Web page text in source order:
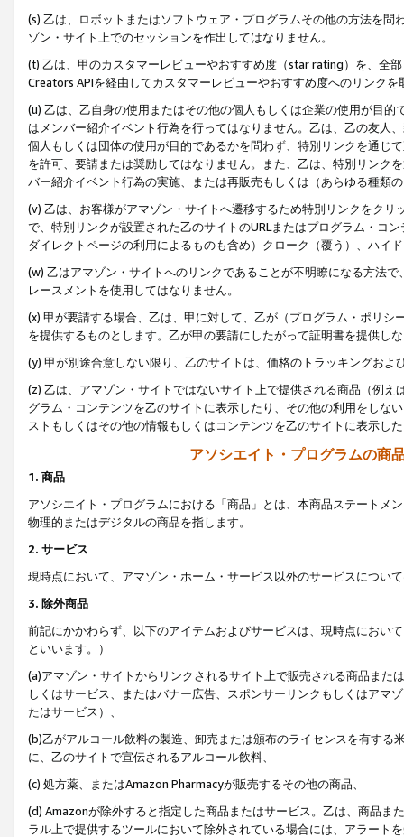
(s) 乙は、ロボットまたはソフトウェア・プログラムその他の方法を
ゾン・サイト上でのセッションを作出してはなりません。
(t) 乙は、甲のカスタマーレビューやおすすめ度（star rating）を、全
Creators APIを経由してカスタマーレビューやおすすめ度へのリンクを
(u) 乙は、乙自身の使用またはその他の個人もしくは企業の使用が目
はメンバー紹介イベント行為を行ってはなりません。乙は、乙の友人
個人もしくは団体の使用が目的であるかを問わず、特別リンクを通じ
を許可、要請または奨励してはなりません。また、乙は、特別リンク
バー紹介イベント行為の実施、または再販売もしくは（あらゆる種類
(v) 乙は、お客様がアマゾン・サイトへ遷移するため特別リンクをク
で、特別リンクが設置された乙のサイトのURLまたはプログラム・コ
ダイレクトページの利用によるものも含め）クローク（覆う）、ハイ
(w) 乙はアマゾン・サイトへのリンクであることが不明瞭になる方法
レースメントを使用してはなりません。
(x) 甲が要請する場合、乙は、甲に対して、乙が（プログラム・ポリ
を提供するものとします。乙が甲の要請にしたがって証明書を提供し
(y) 甲が別途合意しない限り、乙のサイトは、価格のトラッキングお
(z) 乙は、アマゾン・サイトではないサイト上で提供される商品（例
グラム・コンテンツを乙のサイトに表示したり、その他の利用をしな
ストもしくはその他の情報もしくはコンテンツを乙のサイトに表示し
アソシエイト・プログラムの商
1. 商品
アソシエイト・プログラムにおける「商品」とは、本商品ステートメ
物理的またはデジタルの商品を指します。
2. サービス
現時点において、アマゾン・ホーム・サービス以外のサービスについ
3. 除外商品
前記にかかわらず、以下のアイテムおよびサービスは、現時点におい
といいます。）
(a)アマゾン・サイトからリンクされるサイト上で販売される商品ま
しくはサービス、またはバナー広告、スポンサーリンクもしくはアマ
たはサービス）、
(b)乙がアルコール飲料の製造、卸売または頒布のライセンスを有す
に、乙のサイトで宣伝されるアルコール飲料、
(c) 処方薬、またはAmazon Pharmacyが販売するその他の商品、
(d) Amazonが除外すると指定した商品またはサービス。乙は、商品ま
ラル上で提供するツールにおいて除外されている場合には、アラート